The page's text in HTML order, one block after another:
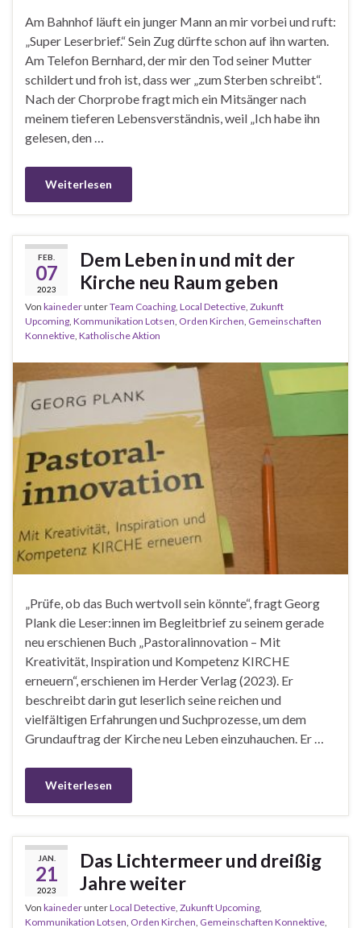
Am Bahnhof läuft ein junger Mann an mir vorbei und ruft:
„Super Leserbrief.“ Sein Zug dürfte schon auf ihn warten.
Am Telefon Bernhard, der mir den Tod seiner Mutter
schildert und froh ist, dass wer „zum Sterben schreibt“.
Nach der Chorprobe fragt mich ein Mitsänger nach
meinem tieferen Lebensverständnis, weil „Ich habe ihn
gelesen, den …
Weiterlesen
FEB.
07
2023
Dem Leben in und mit der
Kirche neu Raum geben
Von kainederunterTeam Coaching Local Detective Zukunft
Upcoming Kommunikation Lotsen Orden Kirchen Gemeinschaften
Konnektive Katholische Aktion
„Prüfe, ob das Buch wertvoll sein könnte“, fragt Georg
Plank die Leser:innen im Begleitbrief zu seinem gerade
neu erschienen Buch „Pastoralinnovation – Mit
Kreativität, Inspiration und Kompetenz KIRCHE
erneuern“, erschienen im Herder Verlag (2023). Er
beschreibt darin gut leserlich seine reichen und
vielfältigen Erfahrungen und Suchprozesse, um dem
Grundauftrag der Kirche neu Leben einzuhauchen. Er …
Weiterlesen
JAN.
21
2023
Das Lichtermeer und dreißig
Jahre weiter
Von kainederunterLocal Detective, Zukunft Upcoming,
Kommunikation Lotsen, Orden Kirchen, Gemeinschaften Konnektive,